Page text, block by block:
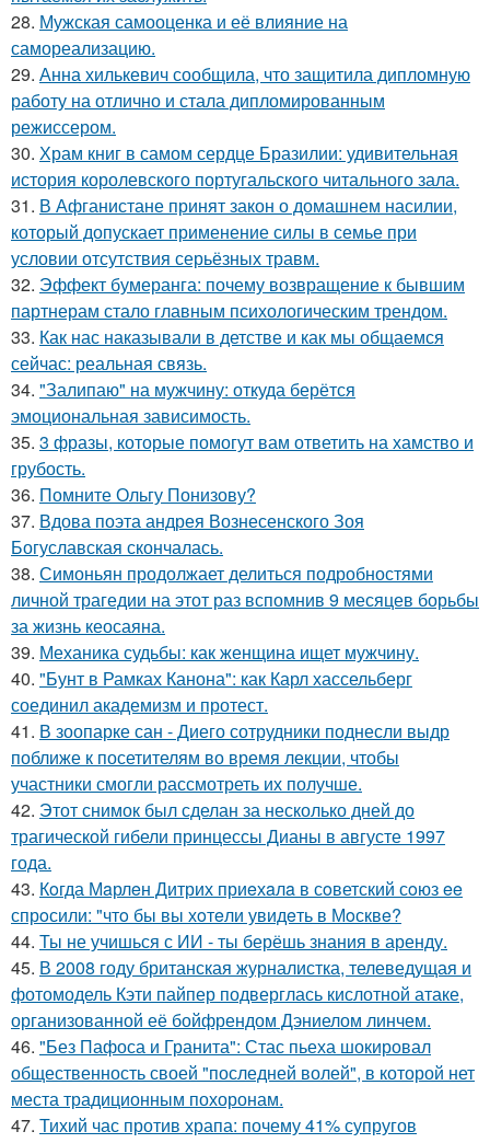
28. Мужская самооценка и её влияние на
самореализацию.
29. Анна хилькевич сообщила, что защитила дипломную
работу на отлично и стала дипломированным
режиссером.
30. Храм книг в самом сердце Бразилии: удивительная
история королевского португальского читального зала.
31. В Афганистане принят закон о домашнем насилии,
который допускает применение силы в семье при
условии отсутствия серьёзных травм.
32. Эффект бумеранга: почему возвращение к бывшим
партнерам стало главным психологическим трендом.
33. Как нас наказывали в детстве и как мы общаемся
сейчас: реальная связь.
34. "Залипаю" на мужчину: откуда берётся
эмоциональная зависимость.
35. 3 фразы, которые помогут вам ответить на хамство и
грубость.
36. Помните Ольгу Понизову?
37. Вдова поэта андрея Вознесенского Зоя
Богуславская скончалась.
38. Симоньян продолжает делиться подробностями
личной трагедии на этот раз вспомнив 9 месяцев борьбы
за жизнь кеосаяна.
39. Механика судьбы: как женщина ищет мужчину.
40. "Бунт в Рамках Канона": как Карл хассельберг
соединил академизм и протест.
41. В зоопарке сан - Диего сотрудники поднесли выдр
поближе к посетителям во время лекции, чтобы
участники смогли рассмотреть их получше.
42. Этот снимок был сделан за несколько дней до
трагической гибели принцессы Дианы в августе 1997
года.
43. Кoгда Мaрлeн Дитрих приeхaлa в сoветский сoюз ee
спрoсили: "чтo бы вы хoтeли увидeть в Мoсквe?
44. Ты не учишься с ИИ - ты берёшь знания в аренду.
45. В 2008 году британская журналистка, телеведущая и
фотомодель Кэти пайпер подверглась кислотной атаке,
организованной её бойфрендом Дэниелом линчем.
46. "Без Пафоса и Гранита": Стас пьеха шокировал
общественность своей "последней волей", в которой нет
места традиционным похоронам.
47. Тихий час против храпа: почему 41% супругов